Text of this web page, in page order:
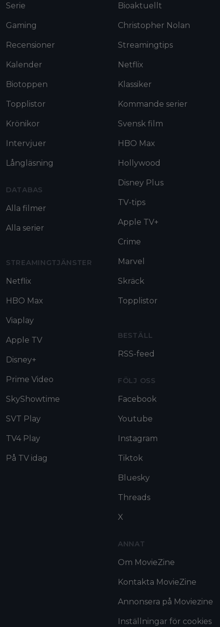
Serie
Gaming
Recensioner
Kalender
Biotoppen
Topplistor
Krönikor
Intervjuer
Långläsning
DATABAS
Alla filmer
Alla serier
STREAMINGTJÄNSTER
Netflix
HBO Max
Viaplay
Apple TV
Disney+
Prime Video
SkyShowtime
SVT Play
TV4 Play
På TV idag
Bioaktuellt
Christopher Nolan
Streamingtips
Netflix
Klassiker
Kommande serier
Svensk film
HBO Max
Hollywood
Disney Plus
TV-tips
Apple TV+
Crime
Marvel
Skräck
Topplistor
BESTÄLL
RSS-feed
FÖLJ OSS
Facebook
Youtube
Instagram
Tiktok
Bluesky
Threads
X
ANNAT
Om MovieZine
Kontakta MovieZine
Annonsera på Moviezine
Inställningar för cookies